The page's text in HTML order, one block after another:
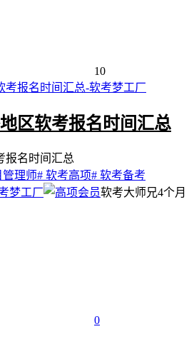
10
区软考报名时间汇总
报名时间汇总
管理师# 软考高项# 软考备考
软考大师兄4个月
0